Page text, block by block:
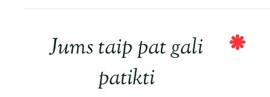
Jums taip pat gali
patikti